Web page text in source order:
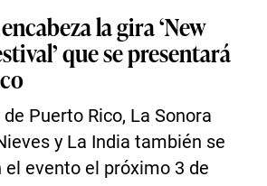
la gira ‘New
que se presentará
Puerto Rico, La Sonora
y La India también se
el evento el próximo 3 de